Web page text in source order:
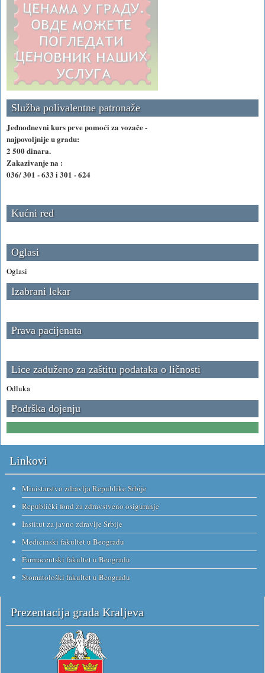
Služba polivalentne patronaže
Jednodnevni kurs prve pomoći za vozače -
najpovoljnije u gradu:
2 500 dinara.
Zakazivanje na :
036/ 301 - 633 i 301 - 624
Kućni red
Oglasi
Oglasi
Izabrani lekar
Prava pacijenata
Lice zaduženo za zaštitu podataka o ličnosti
Odluka
Podrška dojenju
Linkovi
Ministarstvo zdravlja Republike Srbije
Republički fond za zdravstveno osiguranje
Institut za javno zdravlje Srbije
Medicinski fakultet u Beogradu
Farmaceutski fakultet u Beogradu
Stomatološki fakultet u Beogradu
Prezentacija grada Kraljeva